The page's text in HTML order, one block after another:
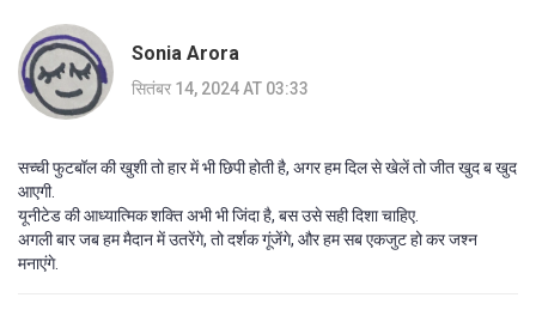
Sonia Arora
सितंबर 14, 2024 AT 03:33
सच्ची फुटबॉल की खुशी तो हार में भी छिपी होती है, अगर हम दिल से खेलें तो जीत खुद ब खुद
आएगी.
यूनीटेड की आध्यात्मिक शक्ति अभी भी जिंदा है, बस उसे सही दिशा चाहिए.
अगली बार जब हम मैदान में उतरेंगे, तो दर्शक गूंजेंगे, और हम सब एकजुट हो कर जश्न
मनाएंगे.